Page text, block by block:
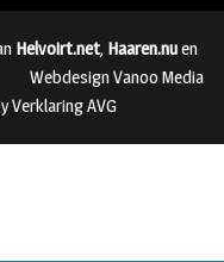
Helvoirt.net, Haaren.nuen
Webdesign Vanoo Media
Verklaring AVG